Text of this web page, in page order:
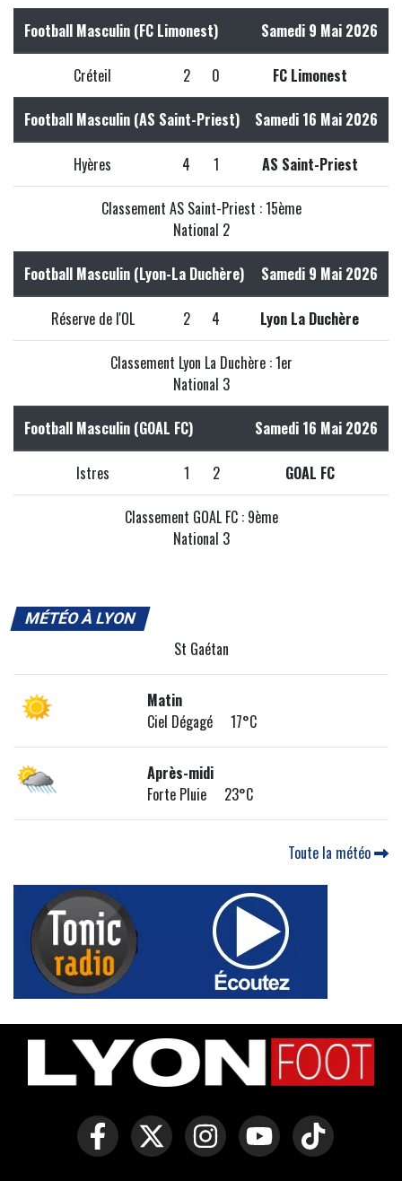
Football Masculin (FC Limonest) Samedi 9 Mai 2026
Créteil 2 0 FC Limonest
Football Masculin (AS Saint-Priest) Samedi 16 Mai 2026
Hyères 4 1 AS Saint-Priest
Classement AS Saint-Priest : 15ème
National 2
Football Masculin (Lyon-La Duchère) Samedi 9 Mai 2026
Réserve de l'OL 2 4 Lyon La Duchère
Classement Lyon La Duchère : 1er
National 3
Football Masculin (GOAL FC) Samedi 16 Mai 2026
Istres 1 2 GOAL FC
Classement GOAL FC : 9ème
National 3
MÉTÉO À LYON
St Gaétan
Matin
Ciel Dégagé 17°C
Après-midi
Forte Pluie 23°C
Toute la météo